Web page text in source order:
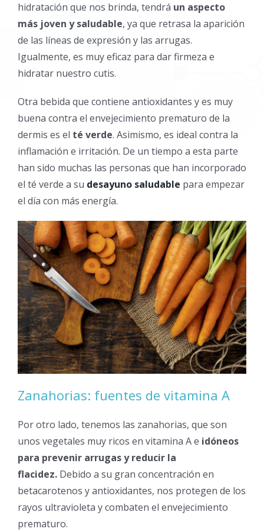
hidratación que nos brinda, tendrá un aspecto
más joven y saludable, ya que retrasa la aparición
de las líneas de expresión y las arrugas.
Igualmente, es muy eficaz para dar firmeza e
hidratar nuestro cutis.
Otra bebida que contiene antioxidantes y es muy
buena contra el envejecimiento prematuro de la
dermis es el té verde. Asimismo, es ideal contra la
inflamación e irritación. De un tiempo a esta parte
han sido muchas las personas que han incorporado
el té verde a su desayuno saludable para empezar
el día con más energía.
Zanahorias: fuentes de vitamina A
Por otro lado, tenemos las zanahorias, que son
unos vegetales muy ricos en vitamina A e idóneos
para prevenir arrugas y reducir la
flacidez. Debido a su gran concentración en
betacarotenos y antioxidantes, nos protegen de los
rayos ultravioleta y combaten el envejecimiento
prematuro.